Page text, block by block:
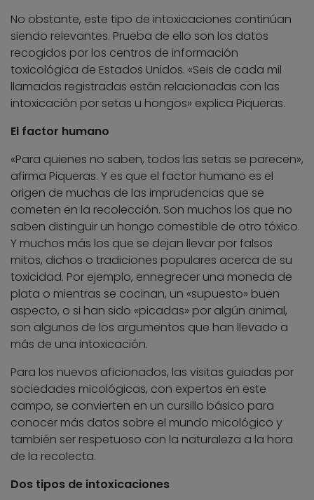
No obstante, este tipo de intoxicaciones continúan
siendo relevantes. Prueba de ello son los datos
recogidos por los centros de información
toxicológica de Estados Unidos. «Seis de cada mil
llamadas registradas están relacionadas con las
intoxicación por setas u hongos» explica Piqueras.
El factor humano
«Para quienes no saben, todos las setas se parecen»,
afirma Piqueras. Y es que el factor humano es el
origen de muchas de las imprudencias que se
cometen en la recolección. Son muchos los que no
saben distinguir un hongo comestible de otro tóxico.
Y muchos más los que se dejan llevar por falsos
mitos, dichos o tradiciones populares acerca de su
toxicidad. Por ejemplo, ennegrecer una moneda de
plata o mientras se cocinan, un «supuesto» buen
aspecto, o si han sido «picadas» por algún animal,
son algunos de los argumentos que han llevado a
más de una intoxicación.
Para los nuevos aficionados, las visitas guiadas por
sociedades micológicas, con expertos en este
campo, se convierten en un cursillo básico para
conocer más datos sobre el mundo micológico y
también ser respetuoso con la naturaleza a la hora
de la recolecta.
Dos tipos de intoxicaciones